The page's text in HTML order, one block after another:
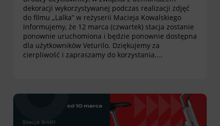
dekoracji wykorzystywanej podczas realizacji zdjęć
do filmu „Lalka” w reżyserii Macieja Kowalskiego
informujemy, że 12 marca (czwartek) stacja zostanie
ponownie uruchomiona i będzie ponownie dostępna
dla użytkowników Veturilo. Dziękujemy za
cierpliwość i zapraszamy do korzystania....